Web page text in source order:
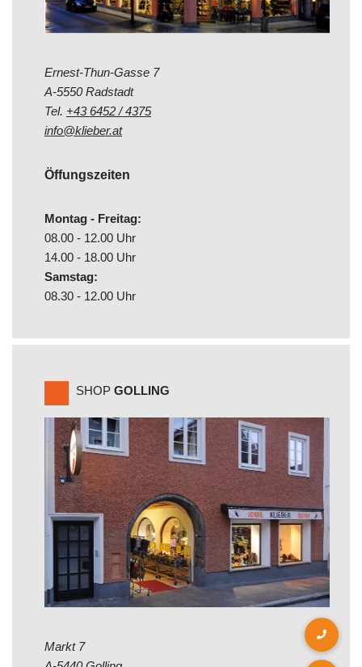
Ernest-Thun-Gasse 7
A-5550 Radstadt
Tel. +43 6452 / 4375
info@klieber.at
Öffungszeiten
Montag - Freitag:
08.00 - 12.00 Uhr
14.00 - 18.00 Uhr
Samstag:
08.30 - 12.00 Uhr
SHOP GOLLING
Markt 7